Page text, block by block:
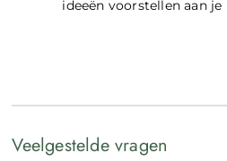
ideeën voorstellen aan
Veelgestelde vragen